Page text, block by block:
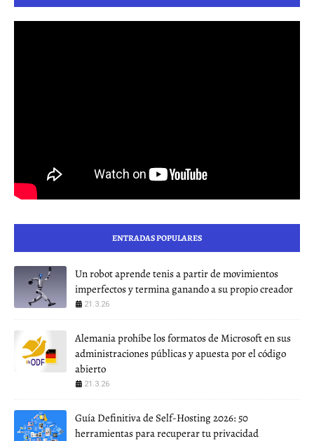
ENTRADAS POPULARES
Un robot aprende tenis a partir de movimientos
imperfectos y termina ganando a su propio creador
21.3.26
Alemania prohíbe los formatos de Microsoft en sus
administraciones públicas y apuesta por el código
abierto
21.3.26
Guía Definitiva de Self-Hosting 2026: 50
herramientas para recuperar tu privacidad